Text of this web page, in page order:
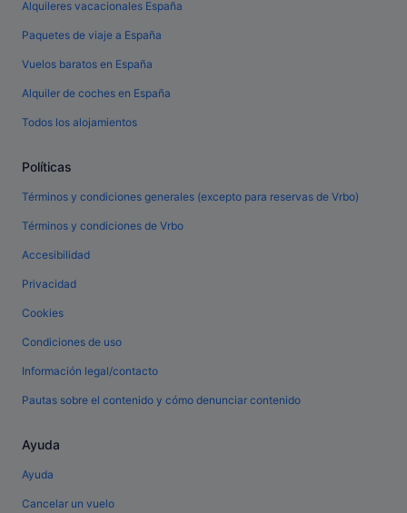
Alquileres vacacionales España
Paquetes de viaje a España
Vuelos baratos en España
Alquiler de coches en España
Todos los alojamientos
Políticas
Términos y condiciones generales (excepto para reservas de Vrbo)
Términos y condiciones de Vrbo
Accesibilidad
Privacidad
Cookies
Condiciones de uso
Información legal/contacto
Pautas sobre el contenido y cómo denunciar contenido
Ayuda
Ayuda
Cancelar un vuelo